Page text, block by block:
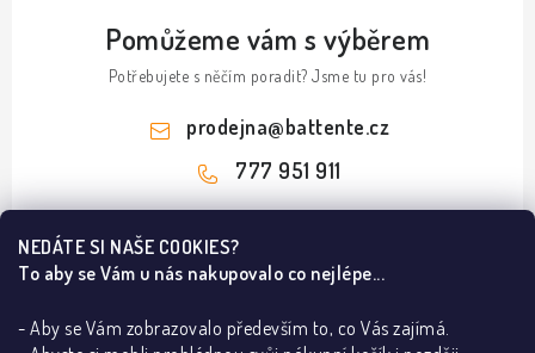
NEDÁTE SI NAŠE COOKIES?
To aby se Vám u nás nakupovalo co nejlépe...
- Aby se Vám zobrazovalo především to, co Vás zajímá.
Pomůžeme vám s výběrem
Potřebujete s něčím poradit? Jsme tu pro vás!
prodejna@battente.cz
777 951 911
Z
Informace pro vás
B2B
Ze světa dveří a podlah